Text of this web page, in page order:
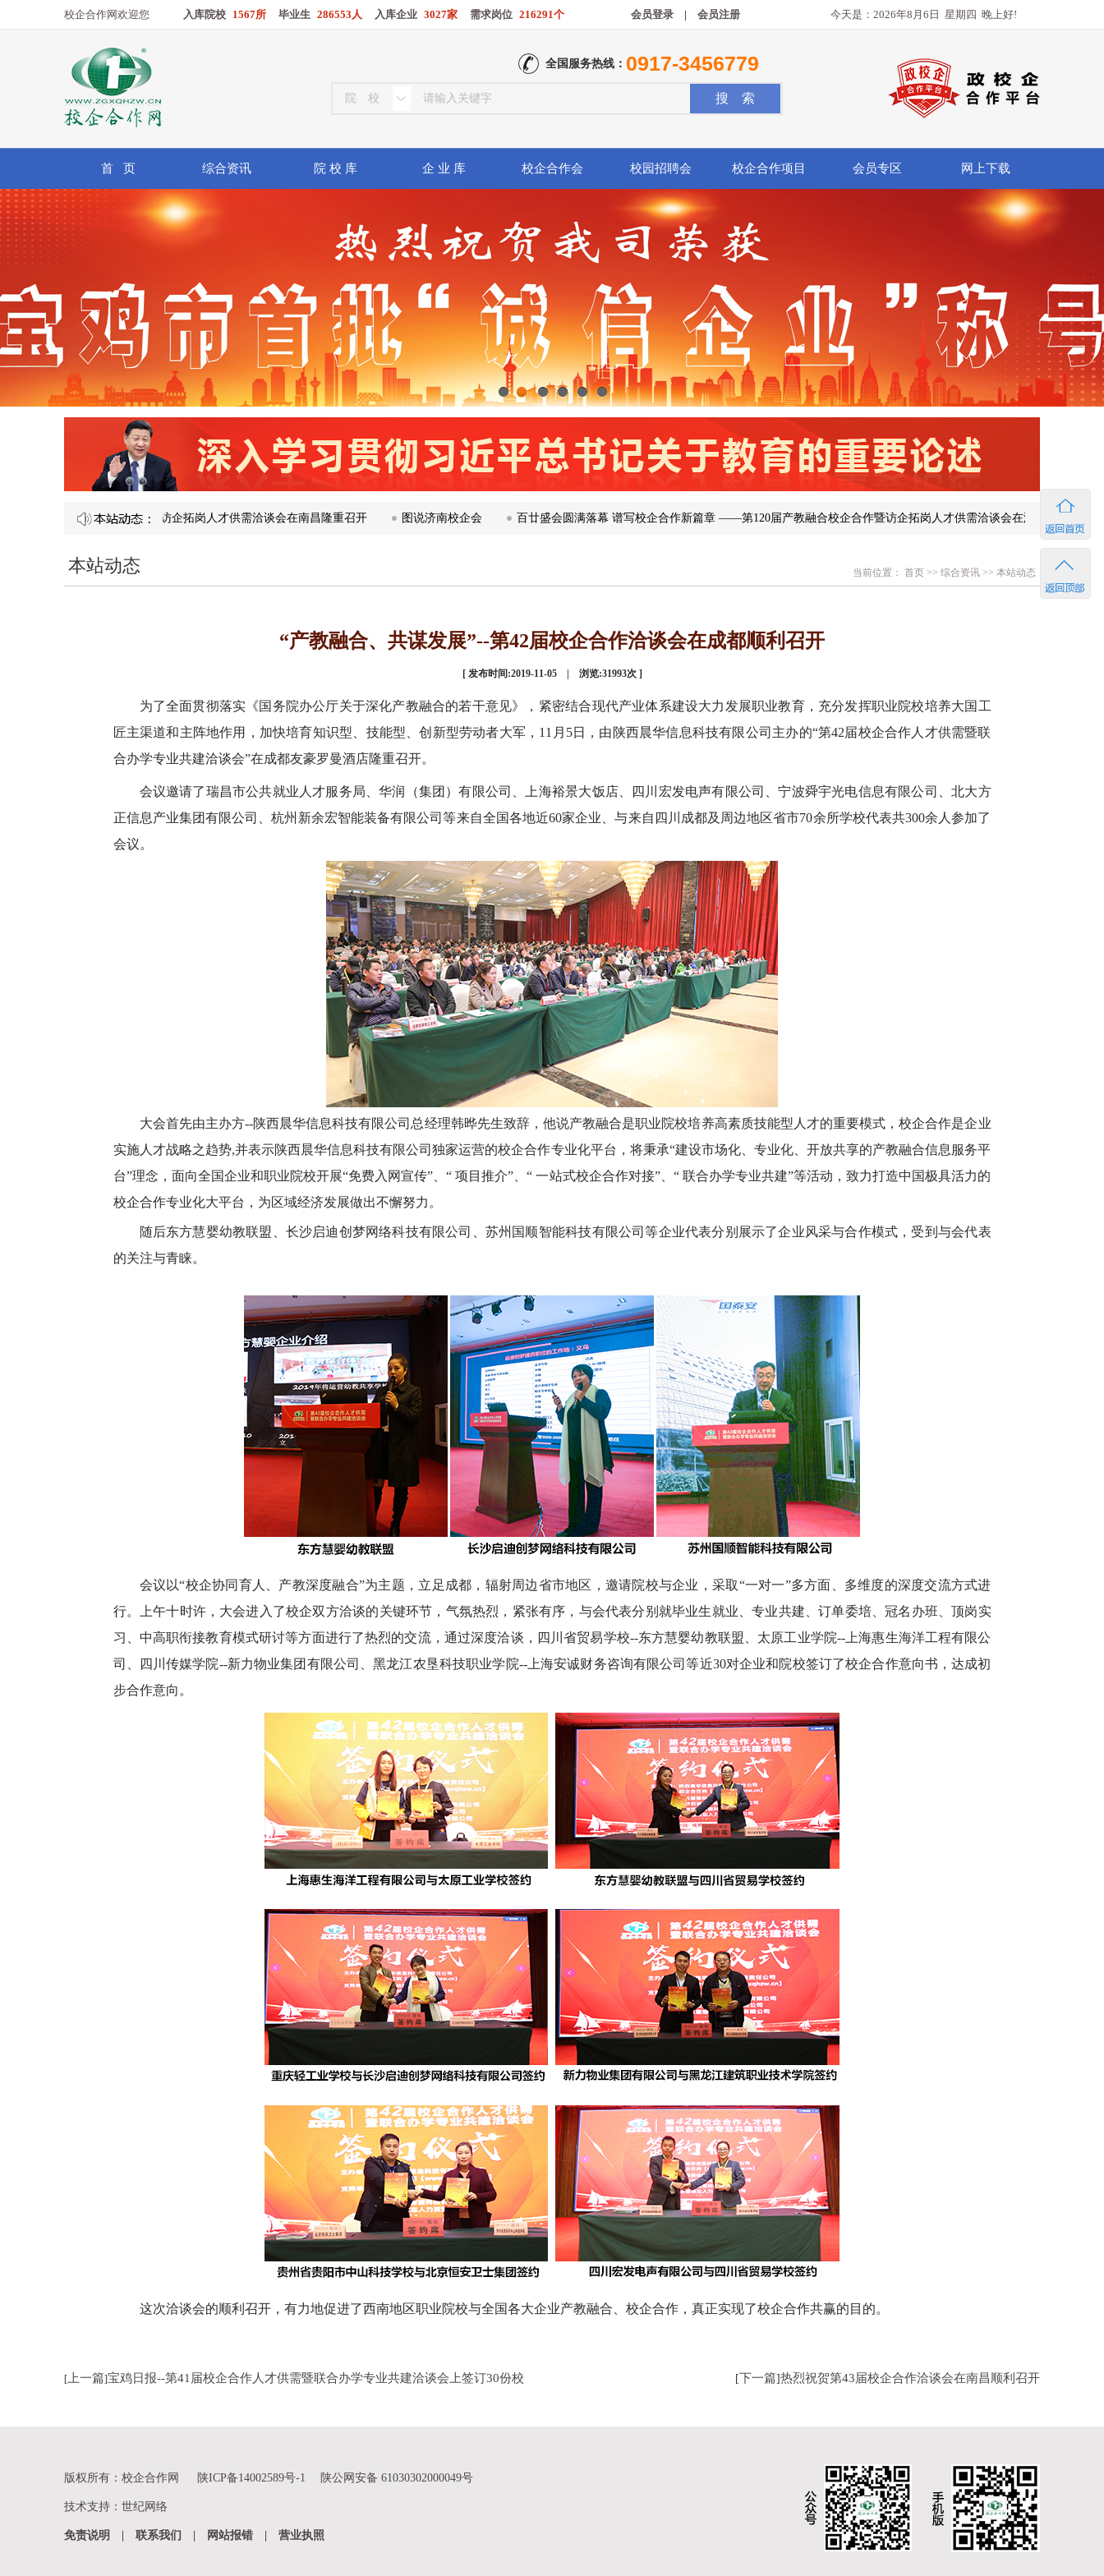
校企合作网欢迎您 入库院校 1567所 毕业生 286553人 入库企业 3027家 需求岗位 216291个 会员登录 | 会员注册 今天是： 2026年8月6日 星期四 晚上好!
全国服务热线： 0917-3456779
首 页 综合资讯 院 校 库 企 业 库 校企合作会 校园招聘会 校企合作项目 会员专区 网上下载
1 2 3 4 5 6
教融合校企合作暨访企拓岗人才供需洽谈会在南昌隆重召开​ 图说济南校企会 百廿盛会圆满落幕 谱写校企合作新篇章 ——第120届产教融合校企合作暨访企拓岗人才供需洽谈会在济南成功举办
本站动态 当前位置： 首页 >> 综合资讯 >> 本站动态
“产教融合、共谋发展”--第42届校企合作洽谈会在成都顺利召开
[ 发布时间:2019-11-05 | 浏览:31993次 ]
为了全面贯彻落实《国务院办公厅关于深化产教融合的若干意见》，紧密结合现代产业体系建设大力发展职业教育，充分发挥职业院校培养大国工
匠主渠道和主阵地作用，加快培育知识型、技能型、创新型劳动者大军，11月5日，由陕西晨华信息科技有限公司主办的“第42届校企合作人才供需暨联
合办学专业共建洽谈会”在成都友豪罗曼酒店隆重召开。
会议邀请了瑞昌市公共就业人才服务局、华润（集团）有限公司、上海裕景大饭店、四川宏发电声有限公司、宁波舜宇光电信息有限公司、北大方
正信息产业集团有限公司、杭州新余宏智能装备有限公司等来自全国各地近60家企业、与来自四川成都及周边地区省市70余所学校代表共300余人参加了
会议。
大会首先由主办方--陕西晨华信息科技有限公司总经理韩晔先生致辞，他说产教融合是职业院校培养高素质技能型人才的重要模式，校企合作是企业
实施人才战略之趋势,并表示陕西晨华信息科技有限公司独家运营的校企合作专业化平台，将秉承“建设市场化、专业化、开放共享的产教融合信息服务平
台”理念，面向全国企业和职业院校开展“免费入网宣传”、“ 项目推介”、“ 一站式校企合作对接”、“ 联合办学专业共建”等活动，致力打造中国极具活力的
校企合作专业化大平台，为区域经济发展做出不懈努力。
随后东方慧婴幼教联盟、长沙启迪创梦网络科技有限公司、苏州国顺智能科技有限公司等企业代表分别展示了企业风采与合作模式，受到与会代表
的关注与青睐。
会议以“校企协同育人、产教深度融合”为主题，立足成都，辐射周边省市地区，邀请院校与企业，采取“一对一”多方面、多维度的深度交流方式进
行。上午十时许，大会进入了校企双方洽谈的关键环节，气氛热烈，紧张有序，与会代表分别就毕业生就业、专业共建、订单委培、冠名办班、顶岗实
习、中高职衔接教育模式研讨等方面进行了热烈的交流，通过深度洽谈，四川省贸易学校--东方慧婴幼教联盟、太原工业学院--上海惠生海洋工程有限公
司、四川传媒学院--新力物业集团有限公司、黑龙江农垦科技职业学院--上海安诚财务咨询有限公司等近30对企业和院校签订了校企合作意向书，达成初
步合作意向。
这次洽谈会的顺利召开，有力地促进了西南地区职业院校与全国各大企业产教融合、校企合作，真正实现了校企合作共赢的目的。
[ 上一篇]宝鸡日报--第41届校企合作人才供需暨联合办学专业共建洽谈会上签订30份校
[下一篇]热烈祝贺第43届校企合作洽谈会在南昌顺利召开
版权所有：校企合作网 陕ICP备14002589号-1 陕公网安备 61030302000049号
技术支持 ： 世纪网络
免责说明 联系我们 网站报错 营业执照